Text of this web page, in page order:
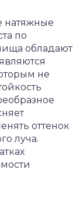
натяжные
по
обладают
не
оттенок
луча.